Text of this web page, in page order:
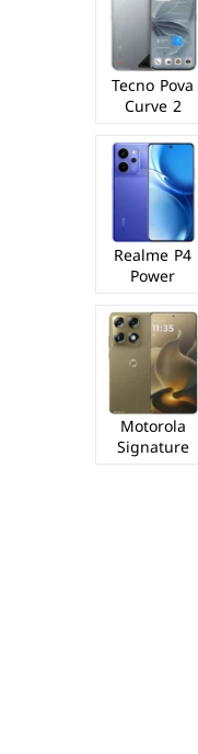
Tecno Pova
Curve 2
Realme P4
Power
Motorola
Signature